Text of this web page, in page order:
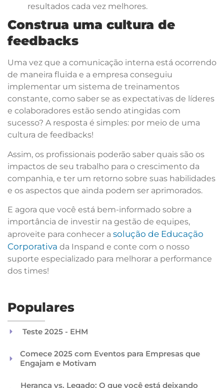
resultados cada vez melhores.
Construa uma cultura de
feedbacks
Uma vez que a comunicação interna está ocorrendo
de maneira fluida e a empresa conseguiu
implementar um sistema de treinamentos
constante, como saber se as expectativas de líderes
e colaboradores estão sendo atingidas com
sucesso? A resposta é simples: por meio de uma
cultura de feedbacks!
Assim, os profissionais poderão saber quais são os
impactos de seu trabalho para o crescimento da
companhia, e ter um retorno sobre suas habilidades
e os aspectos que ainda podem ser aprimorados.
E agora que você está bem-informado sobre a
importância de investir na gestão de equipes,
aproveite para conhecer a solução de Educação
Corporativa da Inspand e conte com o nosso
suporte especializado para melhorar a performance
dos times!
Populares
Teste 2025 - EHM
Comece 2025 com Eventos para Empresas que
Engajam e Motivam
Herança vs. Legado: O que você está deixando